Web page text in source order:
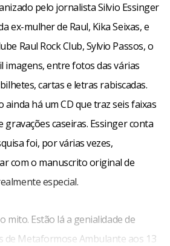
pelo jornalista Silvio Essinger
ex-mulher de Raul, Kika Seixas, e
Raul Rock Club, Sylvio Passos, o
imagens, entre fotos das várias
cartas e letras rabiscadas.
ainda há um CD que traz seis faixas
caseiras. Essinger conta
foi, por várias vezes,
com o manuscrito original de
especial.
mito. Estão lá a genialidade de
de Metaformose Ambulante aos 13